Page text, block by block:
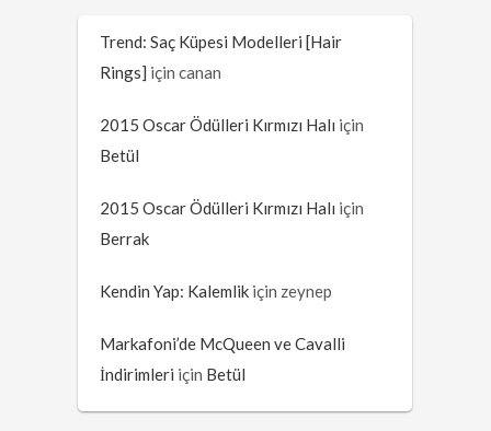
Trend: Saç Küpesi Modelleri [Hair
Rings] içincanan
2015 Oscar Ödülleri Kırmızı Halı için
Betül
2015 Oscar Ödülleri Kırmızı Halı için
Berrak
Kendin Yap: Kalemlik için zeynep
Markafoni’de McQueen ve Cavalli
İndirimleri için Betül